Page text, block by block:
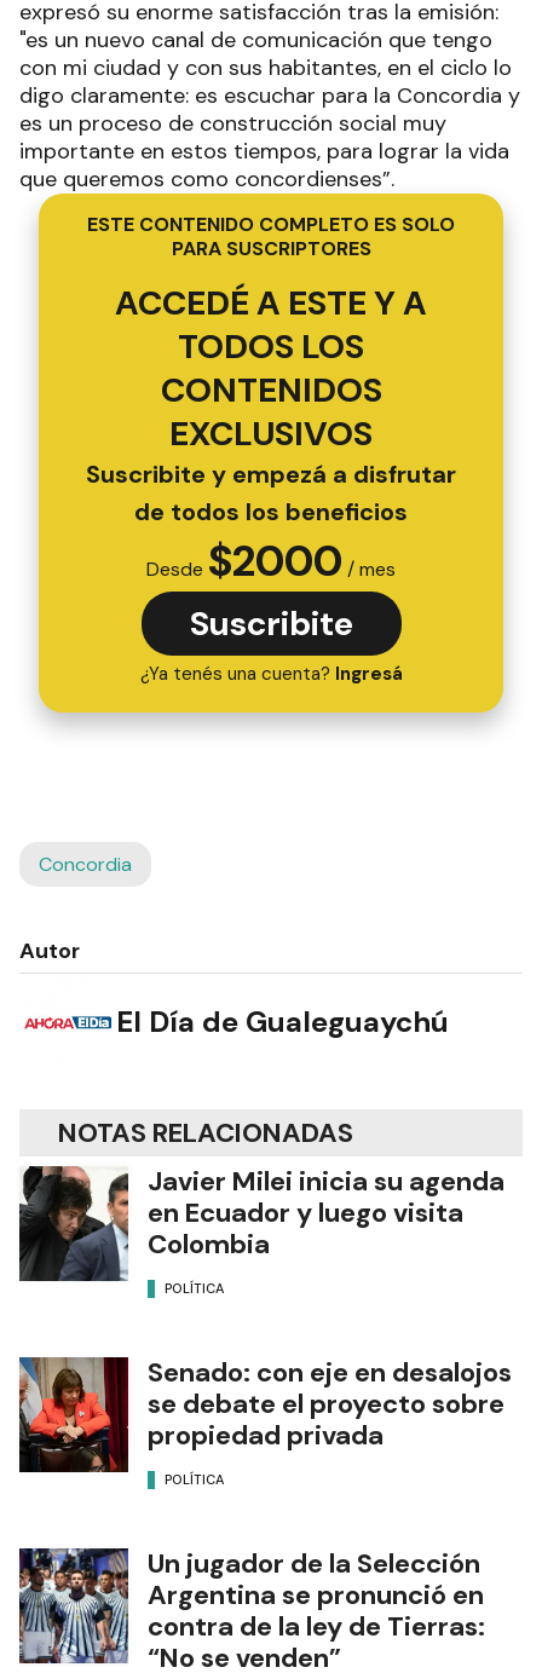
expresó su enorme satisfacción tras la emisión:
"es un nuevo canal de comunicación que tengo
con mi ciudad y con sus habitantes, en el ciclo lo
digo claramente: es escuchar para la Concordia y
es un proceso de construcción social muy
importante en estos tiempos, para lograr la vida
que queremos como concordienses”.
ESTE CONTENIDO COMPLETO ES SOLO
PARA SUSCRIPTORES
ACCEDÉ A ESTE Y A
TODOS LOS
CONTENIDOS
EXCLUSIVOS
Suscribite y empezá a disfrutar
de todos los beneficios
Desde $2000 / mes
Suscribite
¿Ya tenés una cuenta? Ingresá
Concordia
Autor
El Día de Gualeguaychú
NOTAS RELACIONADAS
Javier Milei inicia su agenda
en Ecuador y luego visita
Colombia
POLÍTICA
Senado: con eje en desalojos
se debate el proyecto sobre
propiedad privada
POLÍTICA
Un jugador de la Selección
Argentina se pronunció en
contra de la ley de Tierras:
“No se venden”